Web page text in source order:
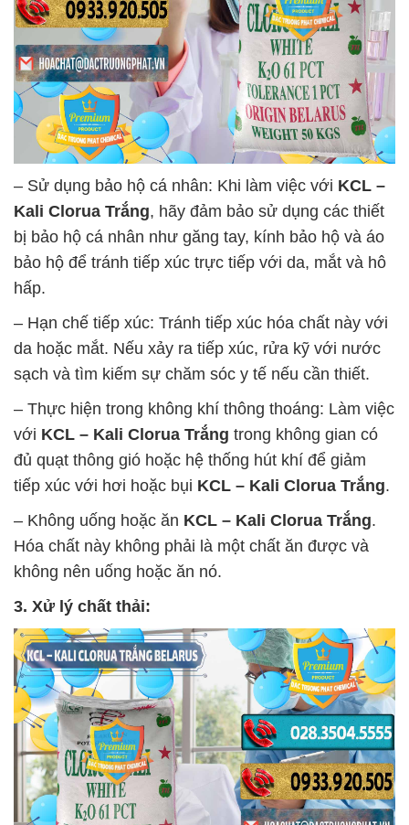
– Sử dụng bảo hộ cá nhân: Khi làm việc với KCL –
Kali Clorua Trắng, hãy đảm bảo sử dụng các thiết
bị bảo hộ cá nhân như găng tay, kính bảo hộ và áo
bảo hộ để tránh tiếp xúc trực tiếp với da, mắt và hô
hấp.
– Hạn chế tiếp xúc: Tránh tiếp xúc hóa chất này với
da hoặc mắt. Nếu xảy ra tiếp xúc, rửa kỹ với nước
sạch và tìm kiếm sự chăm sóc y tế nếu cần thiết.
– Thực hiện trong không khí thông thoáng: Làm việc
với KCL – Kali Clorua Trắng trong không gian có
đủ quạt thông gió hoặc hệ thống hút khí để giảm
tiếp xúc với hơi hoặc bụi KCL – Kali Clorua Trắng.
– Không uống hoặc ăn KCL – Kali Clorua Trắng.
Hóa chất này không phải là một chất ăn được và
không nên uống hoặc ăn nó.
3. Xử lý chất thải: